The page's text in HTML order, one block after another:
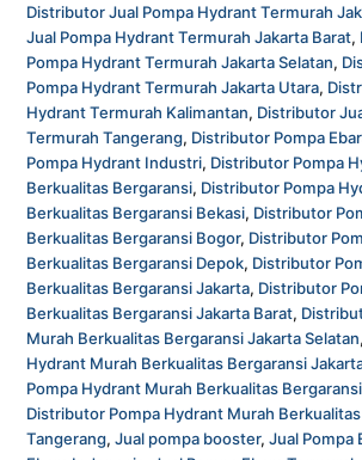
Distributor Jual Pompa Hydrant Termurah
Jual Pompa Hydrant Termurah Jakarta Barat,
Pompa Hydrant Termurah Jakarta Selatan,
Pompa Hydrant Termurah Jakarta Utara,
Hydrant Termurah Kalimantan, Distributor
Termurah Tangerang, Distributor Pompa
Pompa Hydrant Industri, Distributor Pompa
Berkualitas Bergaransi, Distributor Pompa
Berkualitas Bergaransi Bekasi, Distributor
Berkualitas Bergaransi Bogor, Distributor
Berkualitas Bergaransi Depok, Distributor
Berkualitas Bergaransi Jakarta, Distributor
Berkualitas Bergaransi Jakarta Barat,
Murah Berkualitas Bergaransi Jakarta Selatan,
Hydrant Murah Berkualitas Bergaransi
Pompa Hydrant Murah Berkualitas
Distributor Pompa Hydrant Murah
Tangerang,Jual pompa booster,Jual Pompa